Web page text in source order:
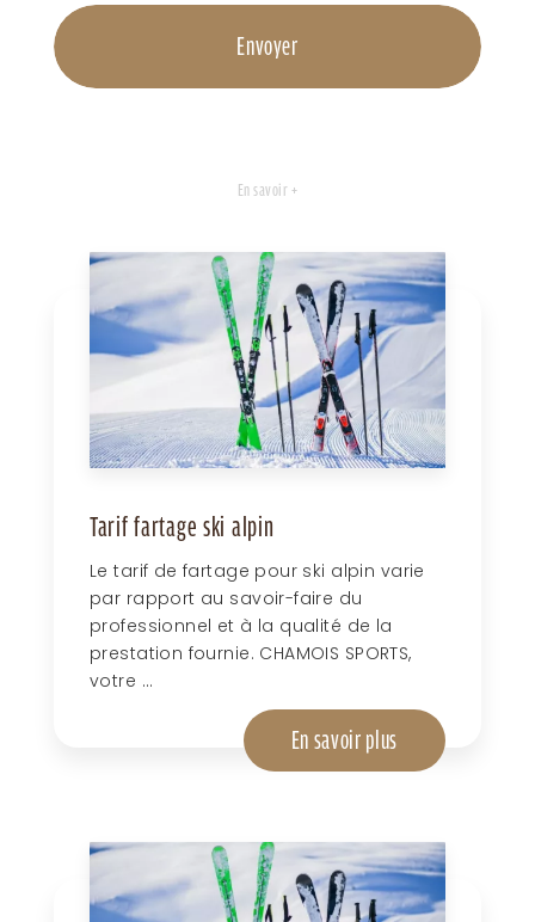
En savoir +
Tarif fartage ski alpin
Le tarif de fartage pour ski alpin varie
par rapport au savoir-faire du
professionnel et à la qualité de la
prestation fournie. CHAMOIS SPORTS,
votre ...
En savoir plus